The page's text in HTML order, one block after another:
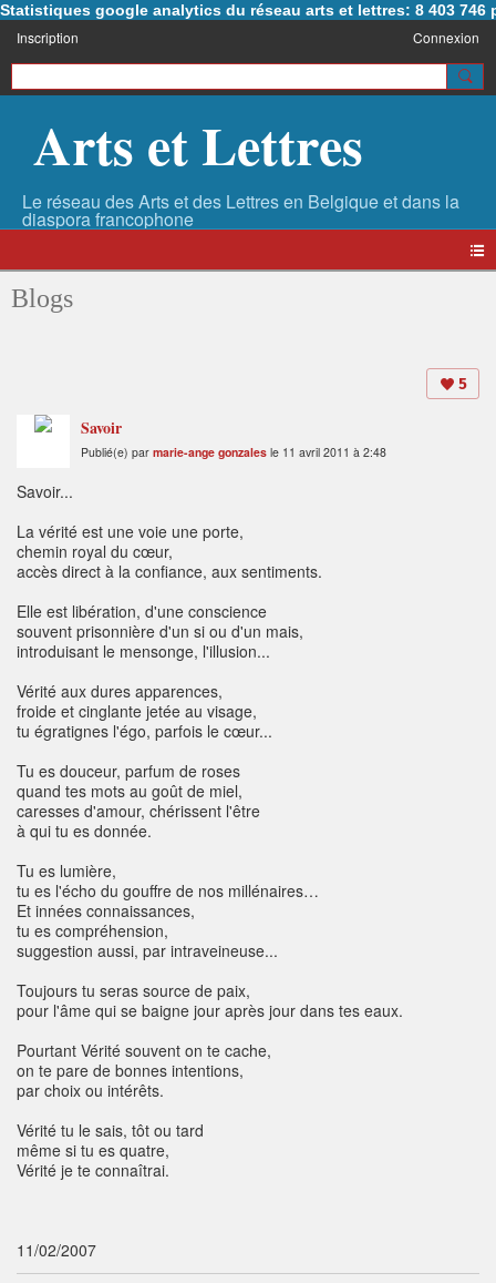
Statistiques google analytics du réseau arts et lettres: 8 403 746
Inscription Connexion
Arts et Lettres
Blogs
5
Savoir
Publié(e) par marie-ange gonzales le 11 avril 2011 à 2:48
Savoir...
La vérité est une voie une porte,
chemin royal du cœur,
accès direct à la confiance, aux sentiments.
Elle est libération, d'une conscience
souvent prisonnière d'un si ou d'un mais,
introduisant le mensonge, l'illusion...
Vérité aux dures apparences,
froide et cinglante jetée au visage,
tu égratignes l'égo, parfois le cœur...
Tu es douceur, parfum de roses
quand tes mots au goût de miel,
caresses d'amour, chérissent l'être
à qui tu es donnée.
Tu es lumière,
tu es l'écho du gouffre de nos millénaires…
Et innées connaissances,
tu es compréhension,
suggestion aussi, par intraveineuse...
Toujours tu seras source de paix,
pour l'âme qui se baigne jour après jour dans tes eaux.
Pourtant Vérité souvent on te cache,
on te pare de bonnes intentions,
par choix ou intérêts.
Vérité tu le sais, tôt ou tard
même si tu es quatre,
Vérité je te connaîtrai.
11/02/2007